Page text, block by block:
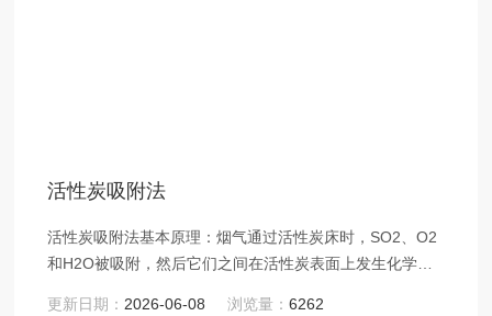
活性炭吸附法
活性炭吸附法基本原理：烟气通过活性炭床时，SO2、O2
和H2O被吸附，然后它们之间在活性炭表面上发生化学反
更新日期： 2026-06-08 浏览量：6262